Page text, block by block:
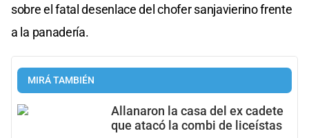
sobre el fatal desenlace del chofer sanjavierino frente
a la panadería.
MIRÁ TAMBIÉN
Allanaron la casa del ex cadete
que atacó la combi de liceístas